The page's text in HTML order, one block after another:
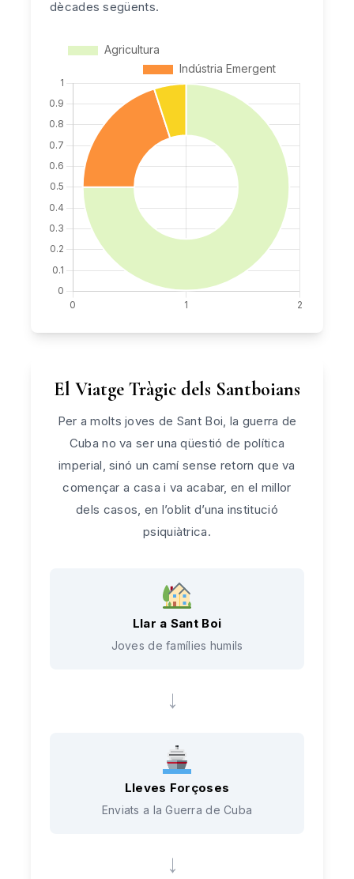
dècades següents.
El Viatge Tràgic dels Santboians
Per a molts joves de Sant Boi, la guerra de
Cuba no va ser una qüestió de política
imperial, sinó un camí sense retorn que va
començar a casa i va acabar, en el millor
dels casos, en l’oblit d’una institució
psiquiàtrica.
Llar a Sant Boi
Joves de famílies humils
→
Lleves Forçoses
Enviats a la Guerra de Cuba
→